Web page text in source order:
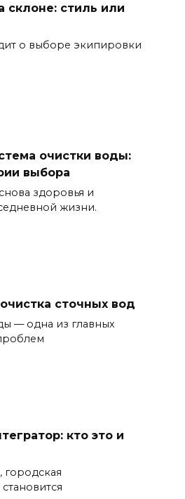
склоне: стиль или
о выборе экипировки
очистки воды:
выбора
здоровья и
жизни.
сточных вод
— одна из главных
кто это и